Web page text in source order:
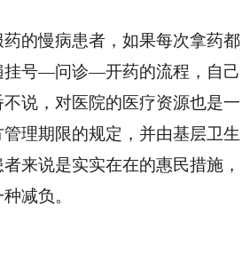
药的慢病患者，如果每次拿药都
挂号—问诊—开药的流程，自己
说，对医院的医疗资源也是一
理期限的规定，并由基层卫生
来说是实实在在的惠民措施，
减负。